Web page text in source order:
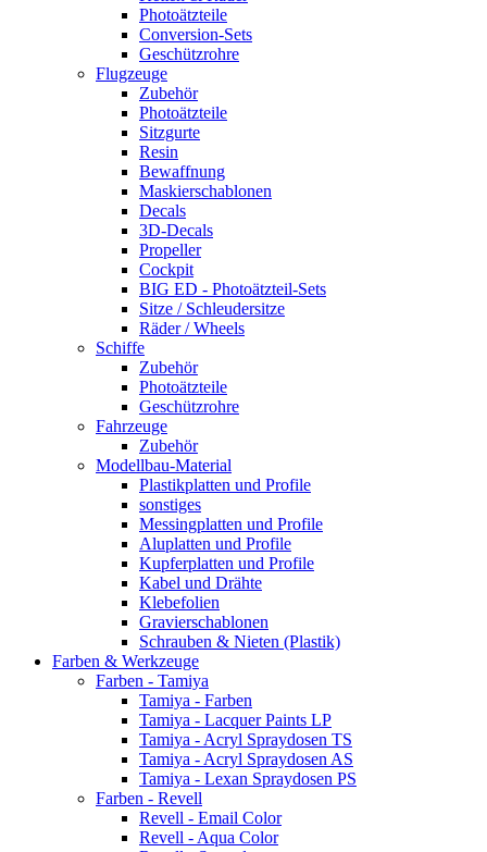
Photoätzteile
Conversion-Sets
Geschützrohre
Flugzeuge
Zubehör
Photoätzteile
Sitzgurte
Resin
Bewaffnung
Maskierschablonen
Decals
3D-Decals
Propeller
Cockpit
BIG ED - Photoätzteil-Sets
Sitze / Schleudersitze
Räder / Wheels
Schiffe
Zubehör
Photoätzteile
Geschützrohre
Fahrzeuge
Zubehör
Modellbau-Material
Plastikplatten und Profile
sonstiges
Messingplatten und Profile
Aluplatten und Profile
Kupferplatten und Profile
Kabel und Drähte
Klebefolien
Gravierschablonen
Schrauben & Nieten (Plastik)
Farben & Werkzeuge
Farben - Tamiya
Tamiya - Farben
Tamiya - Lacquer Paints LP
Tamiya - Acryl Spraydosen TS
Tamiya - Acryl Spraydosen AS
Tamiya - Lexan Spraydosen PS
Farben - Revell
Revell - Email Color
Revell - Aqua Color